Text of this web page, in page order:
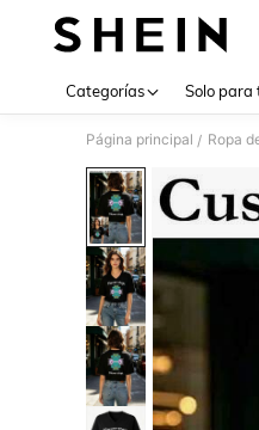
Categorías Solo para
Página principal / Ropa